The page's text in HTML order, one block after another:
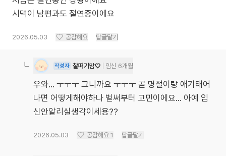
시댁이 남편과도 절연중이에요
2026.05.03 공감해요 답글달기
작성자 찰떠기맘♡ 임신 6개월
우와... ㅜㅜㅜ 그니까요 ㅜㅜㅜ 곧 명절이랑 애기태어
나면 어떻게해야하나 벌써부터 고민이에요... 아예 임
신안알리실생각이세용??
2026.05.03 공감해요 1 답글달기